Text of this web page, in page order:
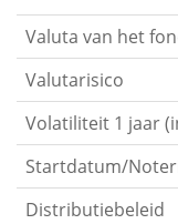
Valuta van het
Valutarisico
Volatiliteit 1 jaar
Startdatum/
Distributiebeleid